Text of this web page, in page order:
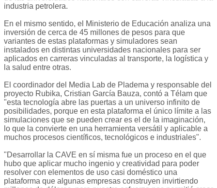
industria petrolera.
En el mismo sentido, el Ministerio de Educación analiza una
inversión de cerca de 45 millones de pesos para que
variantes de estas plataformas y simuladores sean
instalados en distintas universidades nacionales para ser
aplicados en carreras vinculadas al transporte, la logística y
la salud entre otras.
El coordinador del Media Lab de Pladema y responsable del
proyecto Rubika, Cristian García Bauza, contó a Télam que
"esta tecnología abre las puertas a un universo infinito de
posibilidades, porque en esta plataforma el único límite a las
simulaciones que se pueden crear es el de la imaginación,
lo que la convierte en una herramienta versátil y aplicable a
muchos procesos científicos, tecnológicos e industriales".
"Desarrollar la CAVE en sí misma fue un proceso en el que
hubo que aplicar mucho ingenio y creatividad para poder
resolver con elementos de uso casi doméstico una
plataforma que algunas empresas construyen invirtiendo